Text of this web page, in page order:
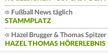
Fußball News täglich
STAMMPLATZ
Hazel Brugger & Thomas Spitzer
HAZEL THOMAS HÖRERLEBNIS